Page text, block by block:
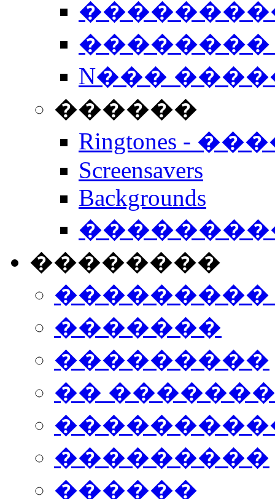
��������
N���
������
Ringtones -
Screensavers
Backgrounds
��������
���������
�������
���������
��
���������
������